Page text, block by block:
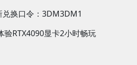
兑换口令：3DM3DM1
验RTX4090显卡2小时畅玩